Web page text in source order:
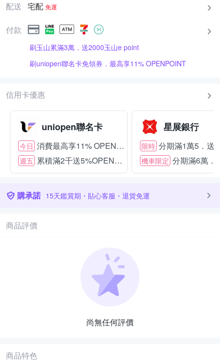
配送 宅配 免運
付款
刷玉山累滿3萬．送2000玉山e point
刷uniopen聯名卡免領券．最高享11% OPENPOINT
信用卡優惠
uniopen聯名卡
今日 消費最高享11% OPENPOINT
週五 累積滿2千送5%OPENPOINT
星展銀行
限時 分期滿1萬5．送
機車限定 分期滿6萬．
購承諾 15天鑑賞期・貼心客服・退貨免運
商品評價
尚無任何評價
商品特色